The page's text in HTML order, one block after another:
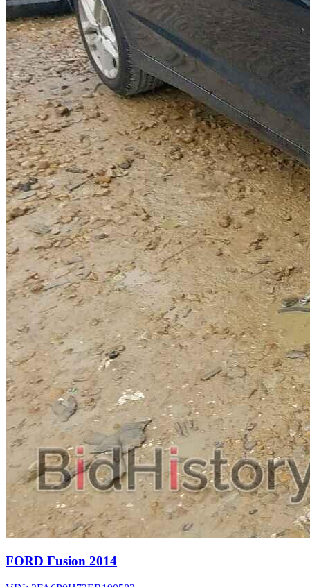
FORD Fusion 2014